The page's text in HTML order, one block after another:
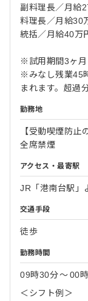
副料理長／月給
料理長／月給30
統括／月給40万
※試用期間3ヶ月
※みなし残業45
まれます。超過
勤務地
【受動喫煙防止
全席禁煙
アクセス・最寄駅
JR「港南台駅」
交通手段
徒歩
勤務時間
09時30分〜00
＜シフト例＞